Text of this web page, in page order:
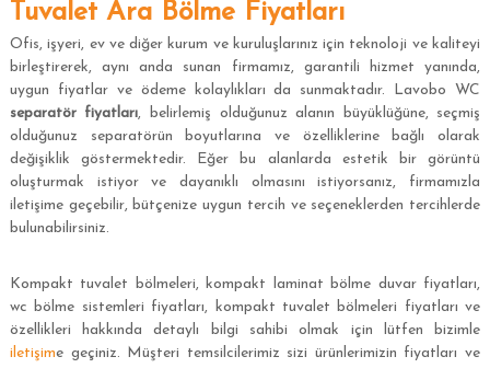
Tuvalet Ara Bölme Fiyatları
Ofis, işyeri, ev ve diğer kurum ve kuruluşlarınız için teknoloji ve kaliteyi
birleştirerek, aynı anda sunan firmamız, garantili hizmet yanında,
uygun fiyatlar ve ödeme kolaylıkları da sunmaktadır. Lavobo WC
separatör fiyatları, belirlemiş olduğunuz alanın büyüklüğüne, seçmiş
olduğunuz separatörün boyutlarına ve özelliklerine bağlı olarak
değişiklik göstermektedir. Eğer bu alanlarda estetik bir görüntü
oluşturmak istiyor ve dayanıklı olmasını istiyorsanız, firmamızla
iletişime geçebilir, bütçenize uygun tercih ve seçeneklerden tercihlerde
bulunabilirsiniz.
Kompakt tuvalet bölmeleri, kompakt laminat bölme duvar fiyatları,
wc bölme sistemleri fiyatları, kompakt tuvalet bölmeleri fiyatları ve
özellikleri hakkında detaylı bilgi sahibi olmak için lütfen bizimle
iletişime geçiniz. Müşteri temsilcilerimiz sizi ürünlerimizin fiyatları ve